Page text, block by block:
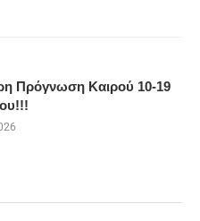
Πρόγνωση Καιρού 10-19